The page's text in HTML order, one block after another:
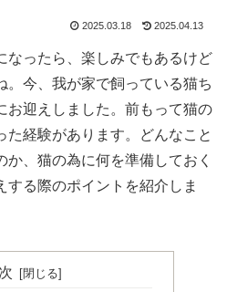
2025.03.18 2025.04.13
ったら、楽しみでもあるけど
。今、我が家で飼っている猫ち
お迎えしました。前もって猫の
た経験があります。どんなこと
、猫の為に何を準備しておく
る際のポイントを紹介しま